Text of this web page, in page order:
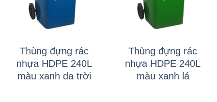
Thùng đựng rác
nhựa HDPE 240L
màu xanh da trời
Thùng đựng rác
nhựa HDPE 240L
màu xanh lá